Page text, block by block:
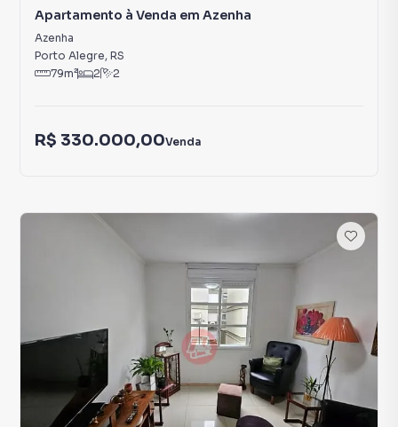
Apartamento à Venda em Azenha
Azenha
Porto Alegre, RS
79m² 2 2
R$ 330.000,00Venda